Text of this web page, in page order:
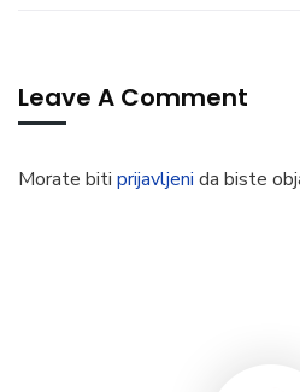
Leave A Comment
Morate biti prijavljeni da biste